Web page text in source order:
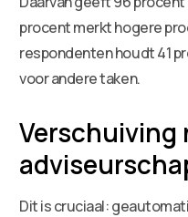
procent merkt hogere
respondenten houdt 41
voor andere taken.
Dit is cruciaal: